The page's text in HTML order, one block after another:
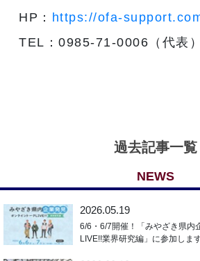
HP： https://ofa-
TEL：0985-71-0006（代表）
過去記事一覧
NEWS
2026.05.19
6/6・6/7開催！「みやざき県内
LIVE!!業界研究編」に参加しま